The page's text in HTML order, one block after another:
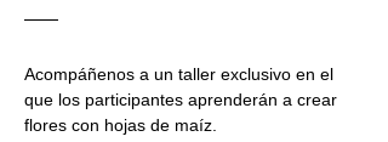
Acompáñenos a un taller exclusivo en el
que los participantes aprenderán a crear
flores con hojas de maíz.